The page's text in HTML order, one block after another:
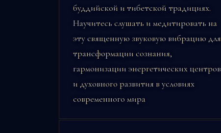
буддийской и тибетской традициях.
Научитесь слушать и медитировать на
эту священную звуковую вибрацию для
трансформации сознания,
гармонизации энергетических центров
и духовного развития в условиях
современного мира